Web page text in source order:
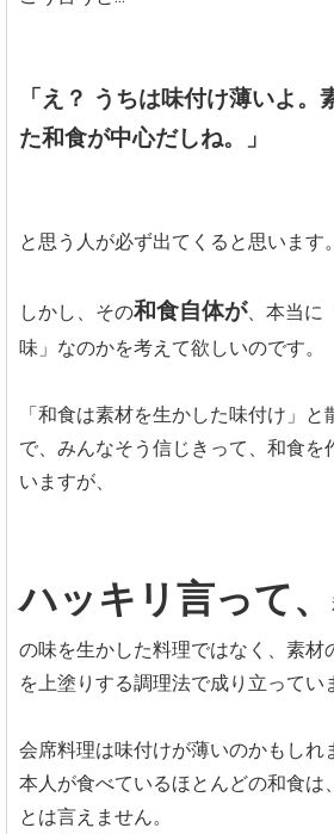
「え？ うちは味付け薄いよ。
た和食が中心だしね。」
と思う人が必ず出てくると思います。
しかし、その和食自体が、本当に
味」なのかを考えて欲しいのです。
「和食は素材を生かした味付け」
で、みんなそう信じきって、和食を
いますが、
ハッキリ言って、
の味を生かした料理ではなく、素材
を上塗りする調理法で成り立ってい
会席料理は味付けが薄いのかもしれ
本人が食べているほとんどの和食は
とは言えません。